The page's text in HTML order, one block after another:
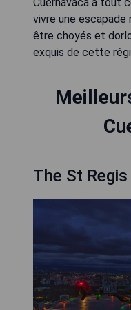
vivre une escapade
être choyés et
exquis de cette
The St